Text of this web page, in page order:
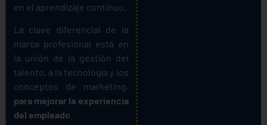
en el aprendizaje continuo.
La clave diferencial de la
marca profesional está en
la unión de la gestión del
talento, a la tecnología y los
conceptos de marketing,
para mejorar la experiencia
del empleado